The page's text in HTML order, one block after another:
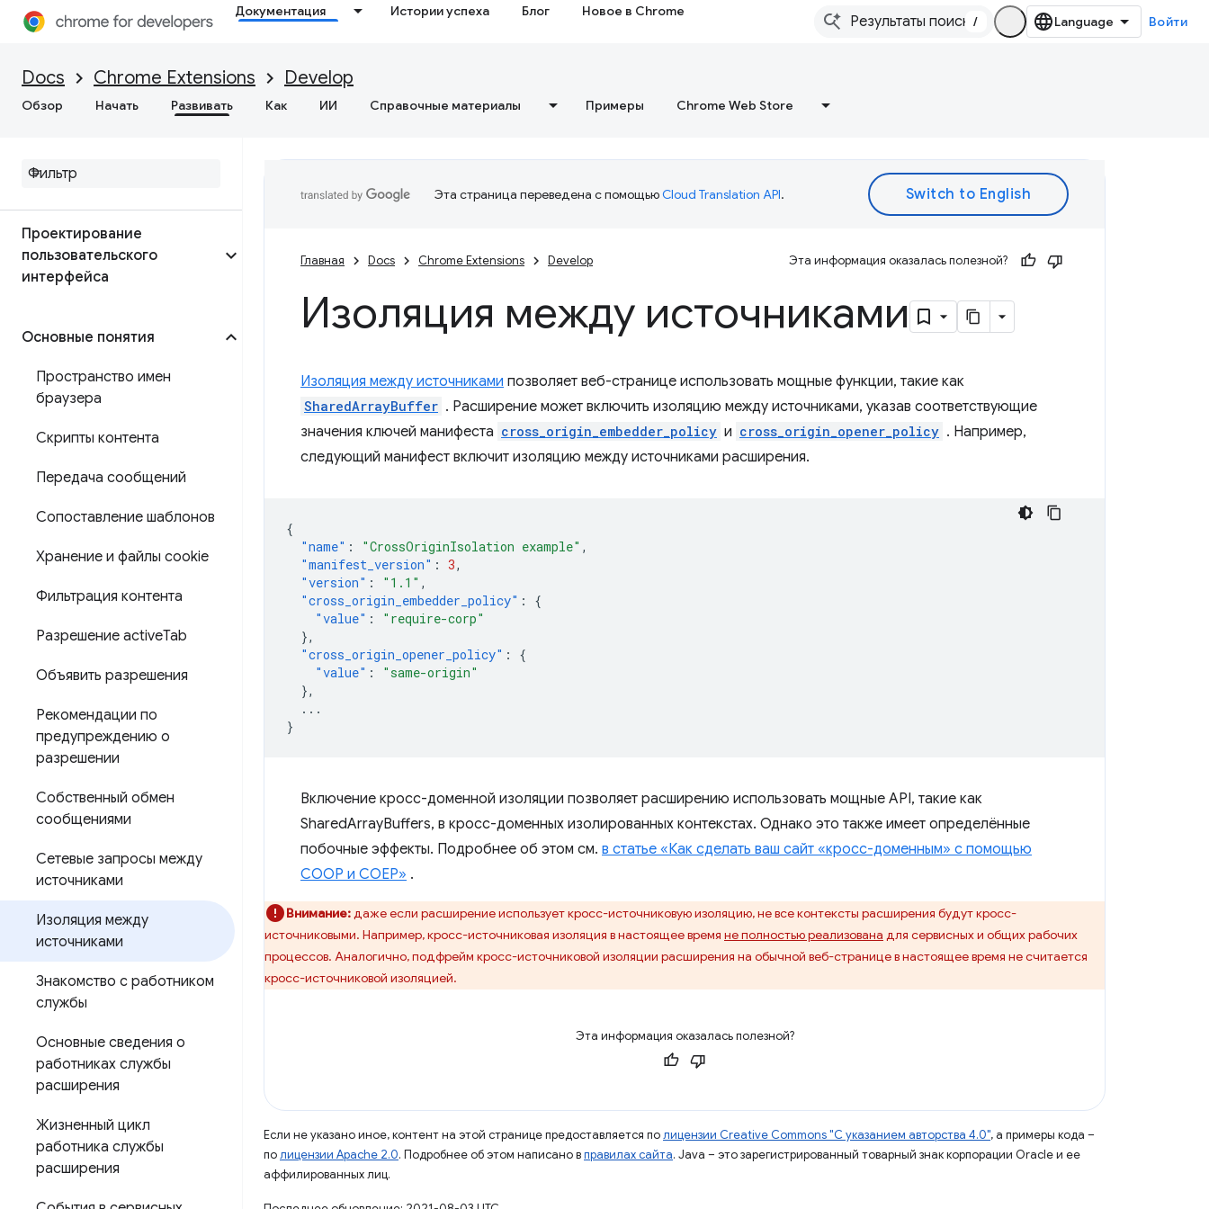
Документация Истории успеха Блог Новое в Chrome
/ Войти
Docs Chrome Extensions Develop
Обзор Начать Развивать Как ИИ Справочные материалы Примеры Chrome Web Store
Введение
Проектирование
пользовательского
интерфейса
Основные понятия
Пространство имен
браузера
Скрипты контента
Передача сообщений
Сопоставление шаблонов
Хранение и файлы cookie
Фильтрация контента
Разрешение activeTab
Объявить разрешения
Рекомендации по
предупреждению о
разрешении
Собственный обмен
сообщениями
Сетевые запросы между
источниками
Изоляция между
источниками
Знакомство с работником
службы
Основные сведения о
работниках службы
расширения
Жизненный цикл
работника службы
расширения
Эта страница переведена с помощьюCloud Translation API.
Главная Docs Chrome Extensions Develop Эта информация оказалась полезной?
Изоляция между источниками
Изоляция между источниками позволяет веб-странице использовать мощные функции, такие как
SharedArrayBuffer . Расширение может включить изоляцию между источниками, указав соответствующие
значения ключей манифеста cross_origin_embedder_policy и cross_origin_opener_policy . Например,
следующий манифест включит изоляцию между источниками расширения.
{
"name" : "CrossOriginIsolation example" ,
"manifest_version" : 3,
"version" : "1.1" ,
"cross_origin_embedder_policy" :
{
"value" :
"require-corp"
},
"cross_origin_opener_policy" :
{
"value" :
"same-origin"
},
...
}
Включение кросс-доменной изоляции позволяет расширению использовать мощные API, такие как
SharedArrayBuffers, в кросс-доменных изолированных контекстах. Однако это также имеет определённые
побочные эффекты. Подробнее об этом см. в статье «Как сделать ваш сайт «кросс-доменным» с помощью
COOP и COEP» .
Внимание:даже если расширение использует кросс-источниковую изоляцию, не все контексты расширения будут кросс-
источниковыми. Например, кросс-источниковая изоляция в настоящее время не полностью реализована для сервисных и общих рабочих
процессов. Аналогично, подфрейм кросс-источниковой изоляции расширения на обычной веб-странице в настоящее время не считается
кросс-источниковой изоляцией.
Эта информация оказалась полезной?
Если не указано иное, контент на этой странице предоставляется полицензии Creative Commons "С указанием авторства 4.0", а примеры кода –
полицензии Apache 2.0. Подробнее об этом написано вправилах сайта. Java – это зарегистрированный товарный знак корпорации Oracle и ее
аффилированных лиц.